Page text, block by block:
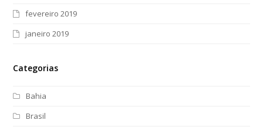
fevereiro 2019
janeiro 2019
Categorias
Bahia
Brasil